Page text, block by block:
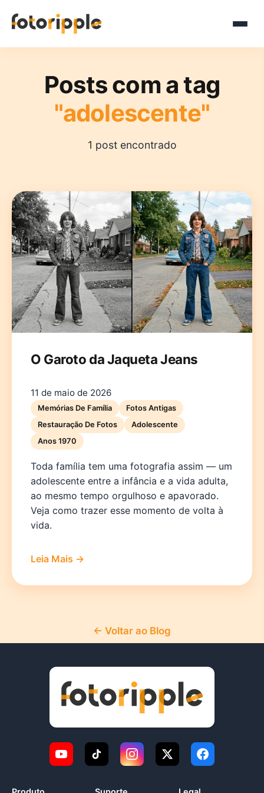
NederlandsPolskiPortuguês한국어
Posts com a tag
"adolescente"
1 post encontrado
O Garoto da Jaqueta Jeans
11 de maio de 2026
Memórias De Família
Fotos Antigas
Restauração De Fotos
Adolescente
Anos 1970
Toda família tem uma fotografia assim — um
adolescente entre a infância e a vida adulta,
ao mesmo tempo orgulhoso e apavorado.
Veja como trazer esse momento de volta à
vida.
Leia Mais →
← Voltar ao Blog